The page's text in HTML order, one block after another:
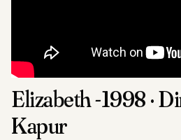
Elizabeth -1998 ·
Kapur